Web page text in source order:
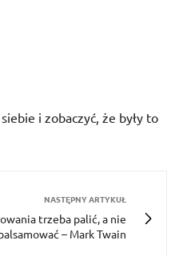
i zobaczyć, że były to
NASTĘPNY ARTYKUŁ
trzeba palić, a nie
– Mark Twain